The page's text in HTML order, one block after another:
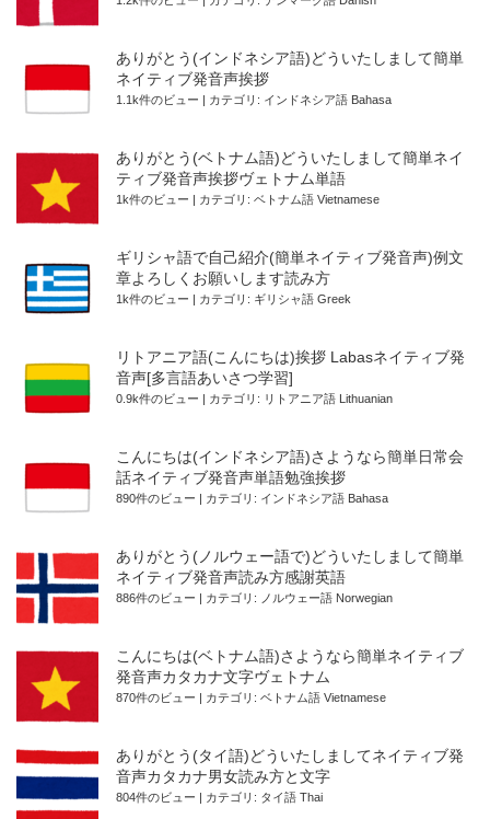
ありがとう(インドネシア語)どういたしまして簡単
ネイティブ発音声挨拶
1.1k件のビュー カテゴリ: インドネシア語 Bahasa
ありがとう(ベトナム語)どういたしまして簡単ネイ
ティブ発音声挨拶ヴェトナム単語
1k件のビュー カテゴリ: ベトナム語 Vietnamese
ギリシャ語で自己紹介(簡単ネイティブ発音声)例文
章よろしくお願いします読み方
1k件のビュー カテゴリ: ギリシャ語 Greek
リトアニア語(こんにちは)挨拶 Labasネイティブ発
音声[多言語あいさつ学習]
0.9k件のビュー カテゴリ: リトアニア語 Lithuanian
こんにちは(インドネシア語)さようなら簡単日常会
話ネイティブ発音声単語勉強挨拶
890件のビュー カテゴリ: インドネシア語 Bahasa
ありがとう(ノルウェー語で)どういたしまして簡単
ネイティブ発音声読み方感謝英語
886件のビュー カテゴリ: ノルウェー語 Norwegian
こんにちは(ベトナム語)さようなら簡単ネイティブ
発音声カタカナ文字ヴェトナム
870件のビュー カテゴリ: ベトナム語 Vietnamese
ありがとう(タイ語)どういたしましてネイティブ発
音声カタカナ男女読み方と文字
804件のビュー カテゴリ: タイ語 Thai